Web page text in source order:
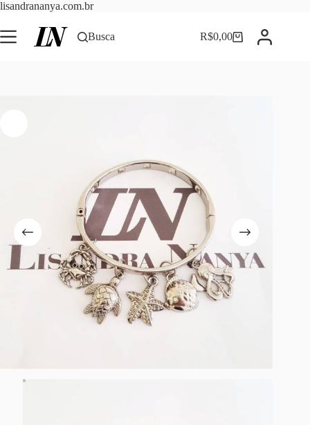
lisandrananya.com.brPular
o
conteúdo
Busca Carrinho
R$0,00